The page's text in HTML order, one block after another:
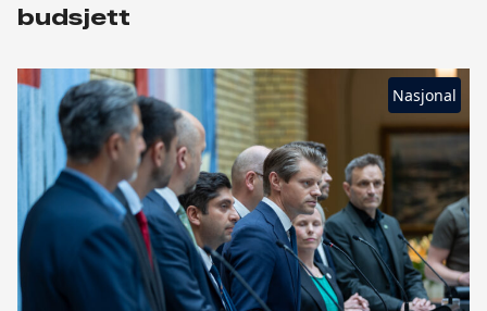
budsjett
Nasjonal